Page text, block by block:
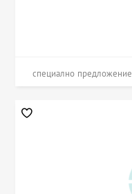
специално предложение